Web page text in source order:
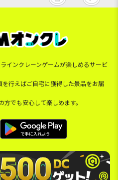
インクレーンゲームが楽しめるサービ
行えばご自宅に獲得した景品をお届
でも安心して楽しめます。